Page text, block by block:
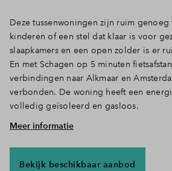
Deze tussenwoningen zijn ruim
kinderen of een stel dat klaar is voor
slaapkamers en een open zolder is er
En met Schagen op 5 minuten
verbindingen naar Alkmaar en
verbonden. De woning heeft een
volledig geïsoleerd en gasloos.
Ruimtelijk wonen met grote ramen
Meer informatie
Bekijk beschikbaar aanbod